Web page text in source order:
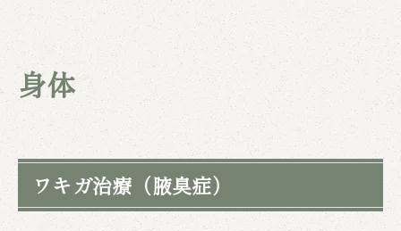
身体
ワキガ治療（腋臭症）